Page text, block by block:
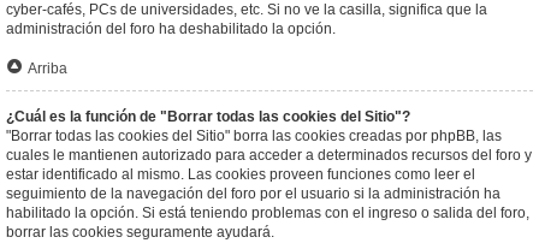
cyber-cafés, PCs de universidades, etc. Si no ve la casilla, significa que la
administración del foro ha deshabilitado la opción.
Arriba
¿Cuál es la función de "Borrar todas las cookies del Sitio"?
"Borrar todas las cookies del Sitio" borra las cookies creadas por phpBB, las
cuales le mantienen autorizado para acceder a determinados recursos del foro y
estar identificado al mismo. Las cookies proveen funciones como leer el
seguimiento de la navegación del foro por el usuario si la administración ha
habilitado la opción. Si está teniendo problemas con el ingreso o salida del foro,
borrar las cookies seguramente ayudará.